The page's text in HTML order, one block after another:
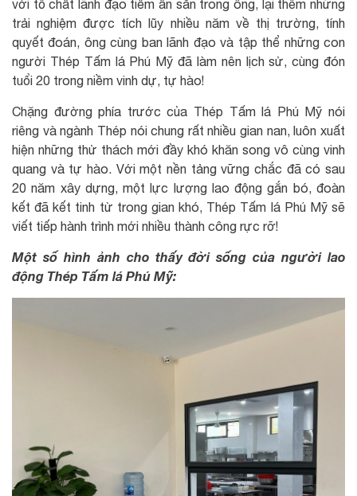
với tố chất lãnh đạo tiềm ẩn sẵn trong ông, lại thêm những
trải nghiệm được tích lũy nhiều năm về thị trường, tính
quyết đoán, ông cùng ban lãnh đạo và tập thể những con
người Thép Tấm lá Phú Mỹ đã làm nên lịch sử, cùng đón
tuổi 20 trong niềm vinh dự, tự hào!
Chặng đường phía trước của Thép Tấm lá Phú Mỹ nói
riêng và ngành Thép nói chung rất nhiều gian nan, luôn xuất
hiện những thử thách mới đầy khó khăn song vô cùng vinh
quang và tự hào. Với một nền tảng vững chắc đã có sau
20 năm xây dựng, một lực lượng lao động gắn bó, đoàn
kết đã kết tinh từ trong gian khó, Thép Tấm lá Phú Mỹ sẽ
viết tiếp hành trình mới nhiều thành công rực rỡ!
Một số hình ảnh cho thấy đời sống của người lao
động Thép Tấm lá Phú Mỹ: